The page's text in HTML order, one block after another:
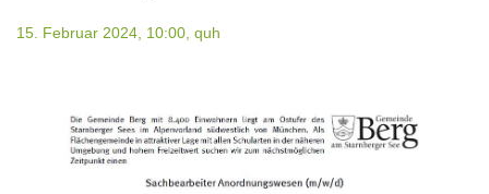
15. Februar 2024, 10:00, quh